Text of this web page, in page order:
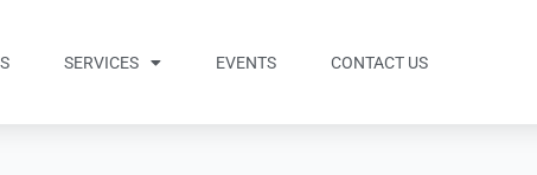
SERVICES EVENTS CONTACT US